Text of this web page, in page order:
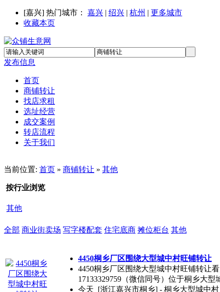
[嘉兴] 热门城市： 嘉兴 | 绍兴 | 杭州 | 更多城市
收藏本页
发布信息
首页
商铺转让
找店求租
选址经营
成交案例
转店流程
关于我们
当前位置: 首页 » 商铺转让 » 其他
按行业浏览
其他
全部 商业街卖场 写字楼配套 住宅底商 摊位柜台 其他
4450桐乡厂区围绕大型城中村旺铺转让
4450桐乡厂区围绕大型城中村旺铺转让
17133329759（微信同号）位于桐乡大型
今天 [浙江嘉兴市桐乡] - 桐乡大型城中村